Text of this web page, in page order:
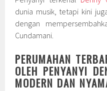
dunia musik, tetapi kini
dengan
Cundamani.
PERUMAHAN
OLEH PENYANYI
MODERN DAN